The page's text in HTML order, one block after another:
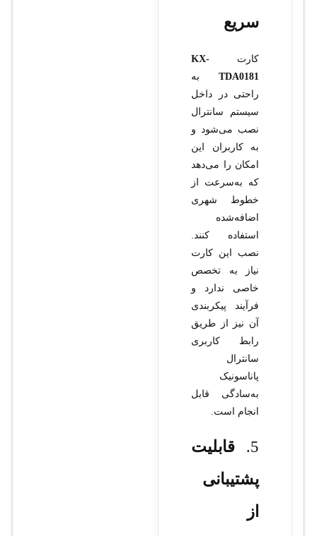
سریع
کارت KX-
TDA0181به
راحتی در داخل
سیستم سانترال
نصب می‌شود و
به کاربران این
امکان را می‌دهد
که به‌سرعت از
خطوط شهری
اضافه‌شده
استفاده کنند.
نصب این کارت
نیاز به تخصص
خاصی ندارد و
فرآیند پیکربندی
آن نیز از طریق
رابط کاربری
سانترال
پاناسونیک
به‌سادگی قابل
انجام است.
5.
قابلیت
پشتیبانی
از